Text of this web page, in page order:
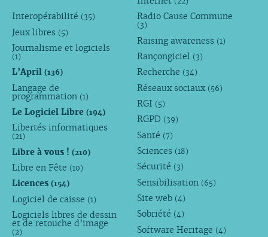
Interopérabilité (35)
Jeux libres (5)
Journalisme et logiciels
(1)
L’April (136)
Langage de
programmation (1)
Le Logiciel Libre (194)
Libertés informatiques
(21)
Libre à vous ! (210)
Libre en Fête (10)
Licences (154)
Logiciel de caisse (1)
Logiciels libres de dessin
et de retouche d’image
(2)
Radio Cause Commune
(3)
Raising awareness (1)
Rançongiciel (3)
Recherche (34)
Réseaux sociaux (56)
RGI (5)
RGPD (39)
Santé (7)
Sciences (18)
Sécurité (3)
Sensibilisation (65)
Site web (4)
Sobriété (4)
Software Heritage (4)